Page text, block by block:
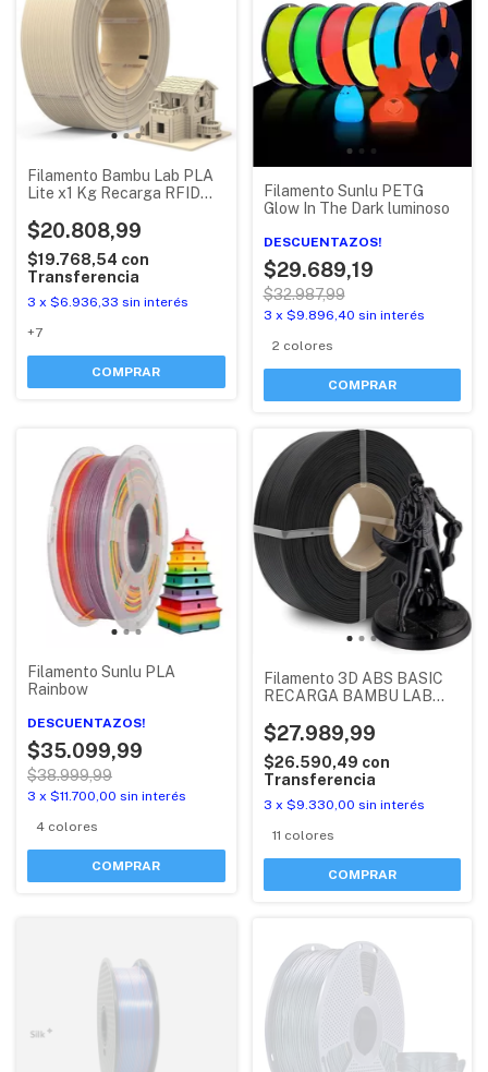
Filamento Bambu Lab PLA
Lite x1 Kg Recarga RFID
$20.808,99
$19.768,54 con
Transferencia
3 x $6.936,33 sin interés
+7
COMPRAR
Filamento Sunlu PETG
Glow In The Dark luminoso
DESCUENTAZOS!
$29.689,19
$32.987,99
3 x $9.896,40 sin interés
2 colores
COMPRAR
Filamento Sunlu PLA
Rainbow
DESCUENTAZOS!
$35.099,99
$38.999,99
3 x $11.700,00 sin interés
4 colores
COMPRAR
Filamento 3D ABS BASIC
RECARGA BAMBU LAB
$27.989,99
$26.590,49 con
Transferencia
3 x $9.330,00 sin interés
11 colores
COMPRAR